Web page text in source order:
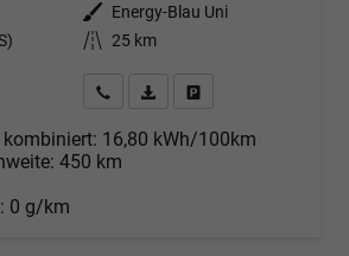
Außenfarbe
Energy-Blau Uni
Kilometerstand 25 km
Angebot anfordern
Fahrzeugexpose (PDF)
16,80 kWh/100km
450 km
0 g/km